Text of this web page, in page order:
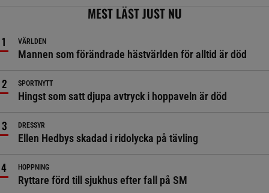
MEST LÄST JUST NU
VÄRLDEN
Mannen som förändrade hästvärlden för alltid är död
SPORTNYTT
Hingst som satt djupa avtryck i hoppaveln är död
DRESSYR
Ellen Hedbys skadad i ridolycka på tävling
HOPPNING
Ryttare förd till sjukhus efter fall på SM